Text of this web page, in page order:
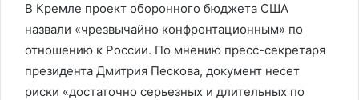
В Кремле проект оборонного бюджета США
назвали «чрезвычайно конфронтационным» по
отношению к России. По мнению пресс-секретаря
президента Дмитрия Пескова, документ несет
риски «достаточно серьезных и длительных по